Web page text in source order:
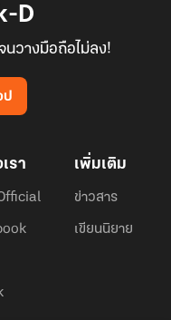
D
วางมือถือไม่ลง!
ป
รา เพิ่มเติม
ข่าวสาร
เขียนนิยาย